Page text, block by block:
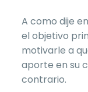
A como dije
el objetivo
motivarle a
aporte en su
contrario.